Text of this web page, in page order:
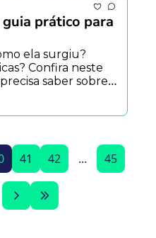
guia prático para
ela surgiu?
Confira neste
saber sobre a
41 42 ... 45